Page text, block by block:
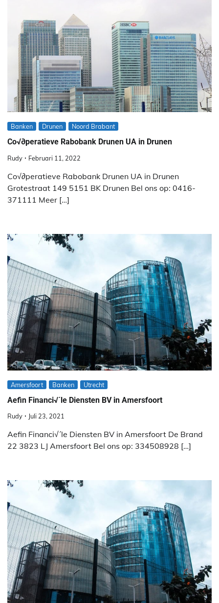
Banken Drunen Noord Brabant
Co√∂peratieve Rabobank Drunen UA in Drunen
Rudy Februari 11, 2022
Co√∂peratieve Rabobank Drunen UA in Drunen
Grotestraat 149 5151 BK Drunen Bel ons op: 0416-
371111 Meer […]
Amersfoort Banken Utrecht
Aefin Financi√´le Diensten BV in Amersfoort
Rudy Juli 23, 2021
Aefin Financi√´le Diensten BV in Amersfoort De Brand
22 3823 LJ Amersfoort Bel ons op: 334508928 […]